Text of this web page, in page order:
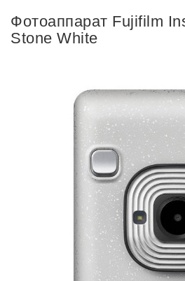
Фотоаппарат Fujifilm
Stone White